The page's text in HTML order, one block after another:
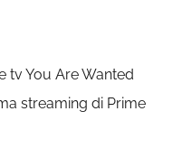
tv You Are Wanted
streaming di Prime